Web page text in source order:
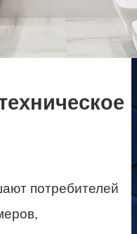
потребителей